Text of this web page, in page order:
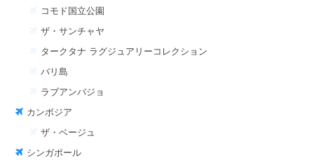
コモド国立公園
ザ・サンチャヤ
タークタナ ラグジュアリーコレクション
バリ島
ラブアンバジョ
カンボジア
ザ・ベージュ
シンガポール